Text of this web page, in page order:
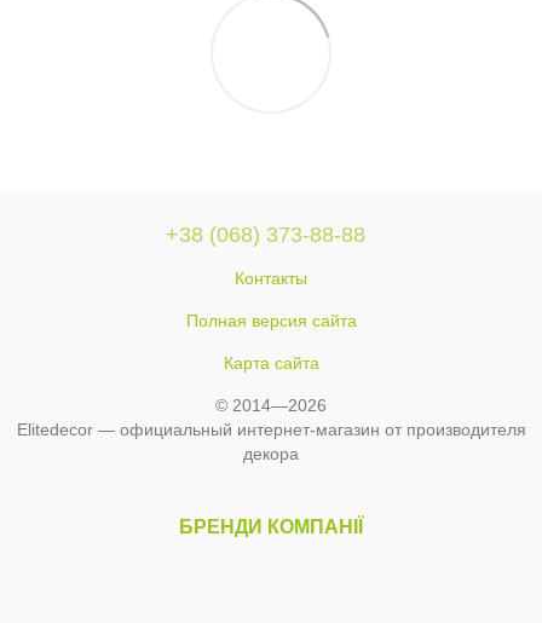
+38 (068) 373-88-88
Контакты
Полная версия сайта
Карта сайта
© 2014—2026
Elitedecor — официальный интернет-магазин от производителя
декора
БРЕНДИ КОМПАНІЇ